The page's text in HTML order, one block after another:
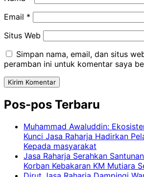
Email *
Situs Web
Simpan nama, email, dan situs
peramban ini untuk komentar saya
Pos-pos Terbaru
Muhammad Awaluddin:
Kunci Jasa Raharja Hadirkan
Kepada masyarakat
Jasa Raharja Serahkan
Korban Kebakaran KM Mutiara